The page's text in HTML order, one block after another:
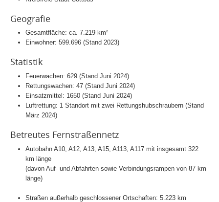
Geografie
Gesamtfläche: ca. 7.219 km²
Einwohner: 599.696 (Stand 2023)
Statistik
Feuerwachen: 629 (Stand Juni 2024)
Rettungswachen: 47 (Stand Juni 2024)
Einsatzmittel: 1650 (Stand Juni 2024)
Luftrettung: 1 Standort mit zwei Rettungshubschraubern (Stand
März 2024)
Betreutes Fernstraßennetz
Autobahn A10, A12, A13, A15, A113, A117 mit insgesamt 322
km länge
(davon Auf- und Abfahrten sowie Verbindungsrampen von 87 km
länge)
Straßen außerhalb geschlossener Ortschaften: 5.223 km